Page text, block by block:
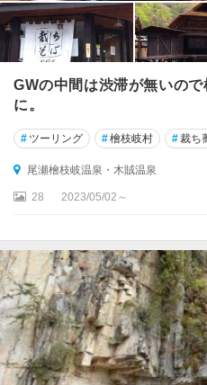
GWの中間は渋滞が無いの
に。
# ツーリング #檜枝岐村 #裁ち
尾瀬檜枝岐温泉・木賊温泉
28 2023/05/02～